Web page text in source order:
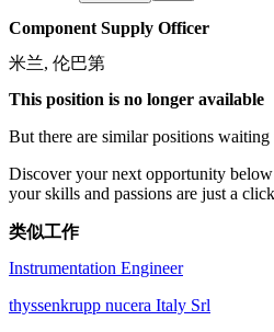
Component Supply Officer
米兰, 伦巴第
This position is no longer available
But there are similar positions
Discover your next opportunity
your skills and passions are just a
类似工作
Instrumentation Engineer
thyssenkrupp nucera Italy Srl